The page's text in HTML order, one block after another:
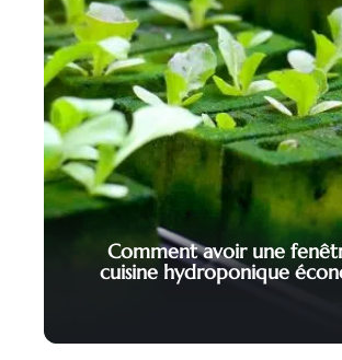
Comment avoir une
cuisine hydroponique